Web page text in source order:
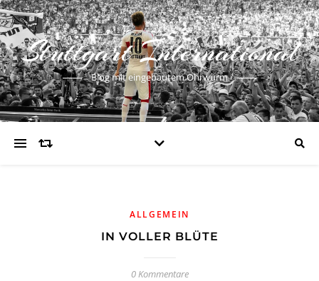
Stuttgart International
Blog mit eingebautem Ohrwurm
ALLGEMEIN
IN VOLLER BLÜTE
0 Kommentare